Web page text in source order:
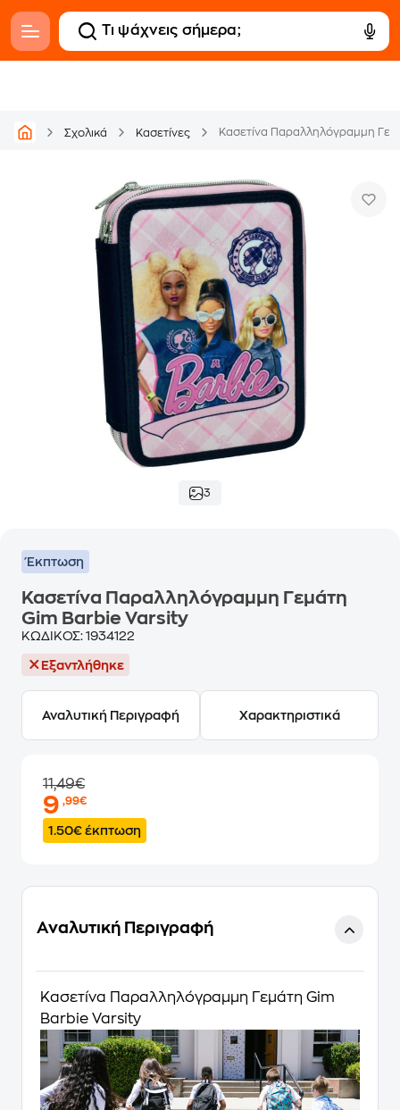
Σχολικά Κασετίνες Κασετίνα Παραλληλόγραμμη
3
Έκπτωση
Κασετίνα Παραλληλόγραμμη Γεμάτη
Gim Barbie Varsity
ΚΩΔΙΚΟΣ: 1934122
Εξαντλήθηκε
Αναλυτική Περιγραφή Χαρακτηριστικά
11,49€
9,99€
1.50€ έκπτωση
Αναλυτική Περιγραφή
Κασετίνα Παραλληλόγραμμη Γεμάτη Gim
Barbie Varsity